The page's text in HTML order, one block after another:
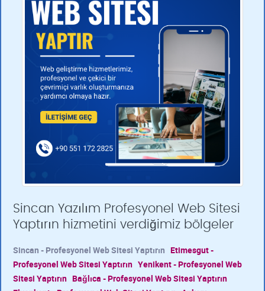
Sincan Yazılım Profesyonel Web Sitesi
Yaptırın hizmetini verdiğimiz bölgeler
Sincan - Profesyonel Web Sitesi Yaptırın Etimesgut -
Profesyonel Web Sitesi Yaptırın Yenikent - Profesyonel Web
Sitesi Yaptırın Bağlıca - Profesyonel Web Sitesi Yaptırın